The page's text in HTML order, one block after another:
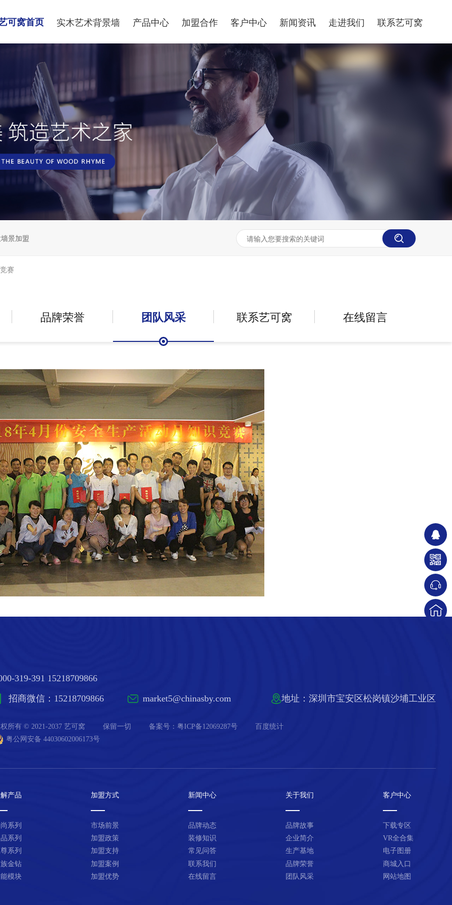
可窝首页 实木艺术背景墙 产品中心 加盟合作 客户中心 新闻资讯 走进我们 联系艺可窝
景加盟
赛
品牌荣誉 团队风采 联系艺可窝 在线留言
319-391 15218709866
招商微信：15218709866
market5@chinasby.com 地址：深圳市宝安区松岗镇沙埔工业区
所有 © 2021-2037 艺可窝 保留一切 备案号：粤ICP备12069287号
百度统计
粤公网安备 44030602006173号
产品
系列
系列
系列
金钻
模块
加盟方式
市场前景
加盟政策
加盟支持
加盟案例
加盟优势
新闻中心
品牌动态
装修知识
常见问答
联系我们
在线留言
关于我们
品牌故事
企业简介
生产基地
品牌荣誉
团队风采
客户中心
下载专区
VR全合集
电子图册
商城入口
网站地图